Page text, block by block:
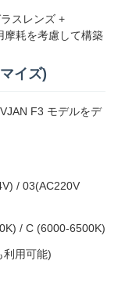
スレンズ +
摩耗を考慮して構築
イズ)
F3 モデルをデ
/ 03(AC220V
/ C (6000-6500K)
利用可能)